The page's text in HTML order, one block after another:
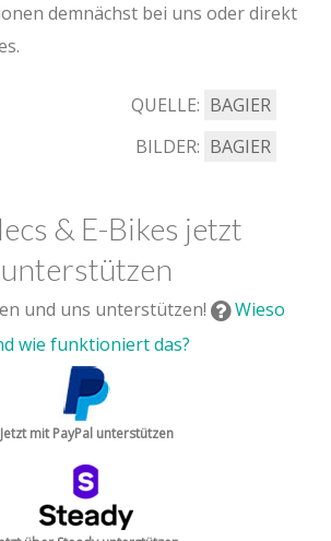
demnächst bei uns oder direkt
QUELLE: BAGIER
BILDER: BAGIER
& E-Bikes jetzt
unterstützen
und uns unterstützen!
Wieso
wie funktioniert das?
Jetzt mit PayPal unterstützen